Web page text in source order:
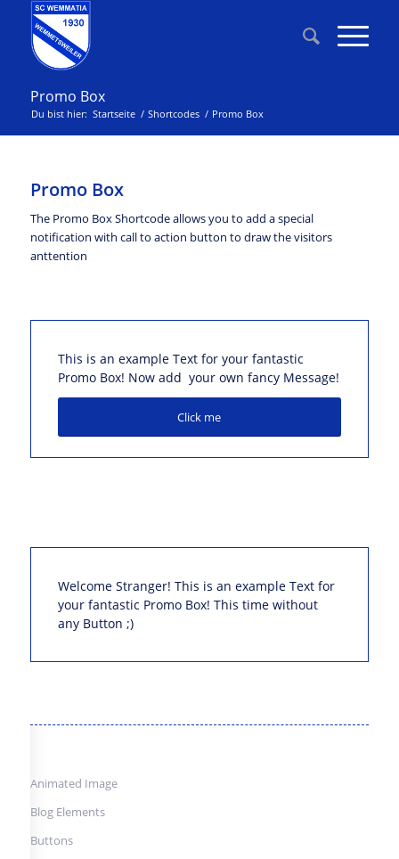
Promo Box
Du bist hier: Startseite / Shortcodes / Promo Box
Promo Box
The Promo Box Shortcode allows you to add a special
notification with call to action button to draw the visitors
anttention
This is an example Text for your fantastic
Promo Box! Now add your own fancy Message!
Click me
Welcome Stranger! This is an example Text for
your fantastic Promo Box! This time without
any Button ;)
Animated Image
Blog Elements
Buttons